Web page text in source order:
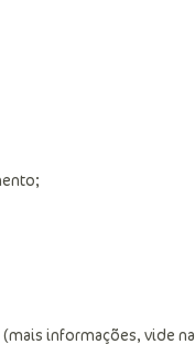
(mais informações, vide na